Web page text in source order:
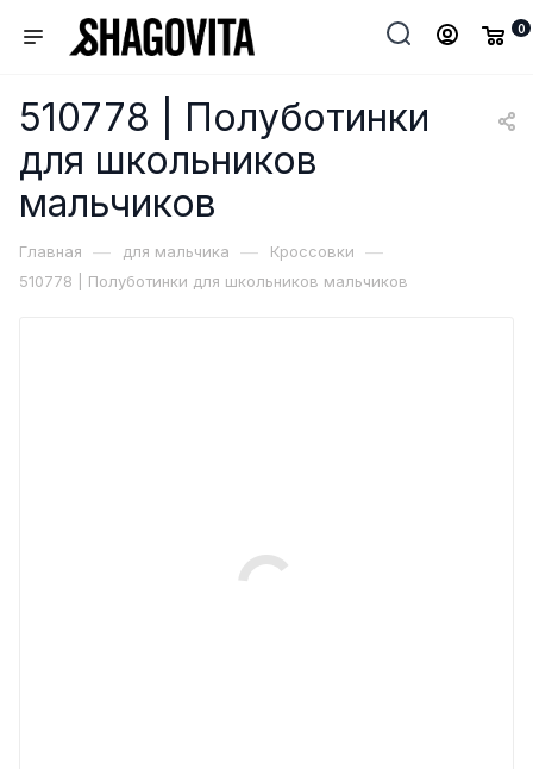
0
510778 | Полуботинки
для школьников
мальчиков
Главная — для мальчика — Кроссовки —
510778 | Полуботинки для школьников мальчиков